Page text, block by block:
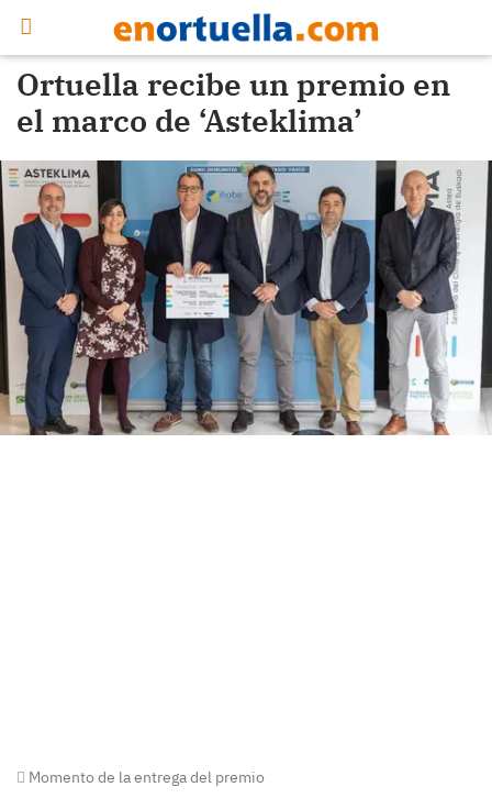
Ortuella recibe un premio en
el marco de ‘Asteklima’
Momento de la entrega del premio